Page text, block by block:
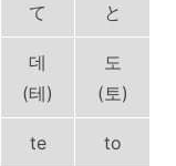
て と
데
(테)
도
(토)
te to